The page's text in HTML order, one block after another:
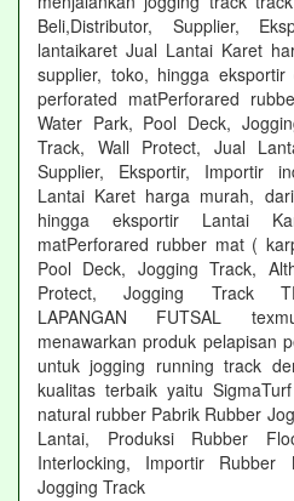
Beli,Distributor, Supplier,
lantaikaret Jual Lantai Karet
supplier, toko, hingga
perforated matPerforared
Water Park, Pool Deck,
Track, Wall Protect, Jual
Supplier, Eksportir, Importir
Lantai Karet harga murah,
hingga eksportir Lantai
matPerforared rubber mat (
Pool Deck, Jogging Track,
Protect, Jogging Track
LAPANGAN FUTSAL
menawarkan produk pelapisan
untuk jogging running track
kualitas terbaik yaitu
natural rubber Pabrik Rubber
Lantai, Produksi Rubber
Interlocking, Importir Rubber
Jogging Track